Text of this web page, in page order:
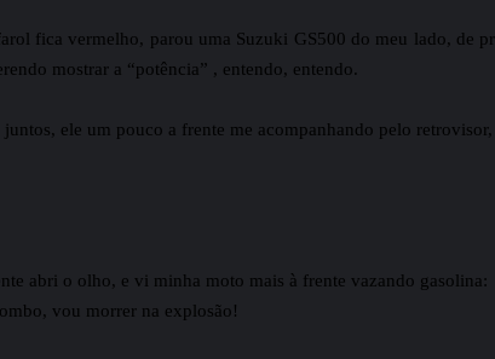
fica vermelho, parou uma Suzuki GS500 do meu lado, de
mostrar a “potência” , entendo, entendo.
ele um pouco a frente me acompanhando pelo
abri o olho, e vi minha moto mais à frente vazando gasolina:
vou morrer na explosão!